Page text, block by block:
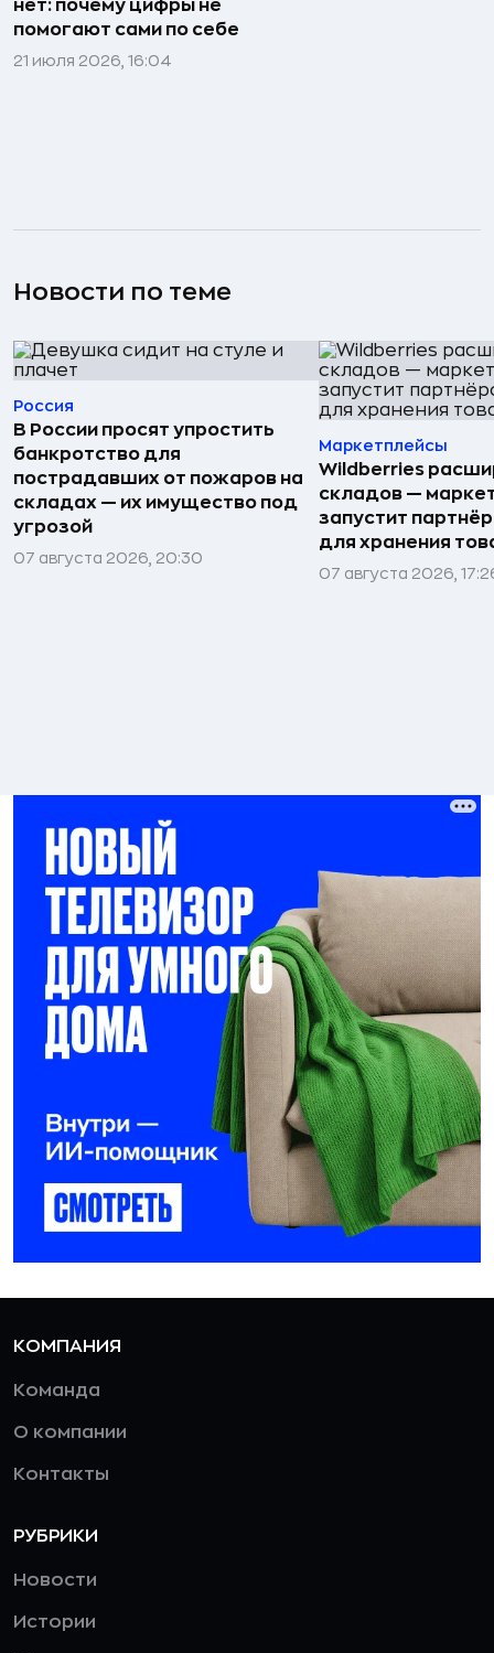
нет: почему цифры не
помогают сами по себе
21 июля 2026, 16:04
Новости по теме
Россия
В России просят упростить
банкротство для
пострадавших от пожаров на
складах — их имущество под
угрозой
07 августа 2026, 20:30
Маркетплейсы
Wildberries
складов —
запустит
для хранения
07 августа 2026,
КОМПАНИЯ
Команда
О компании
Контакты
РУБРИКИ
Новости
Истории